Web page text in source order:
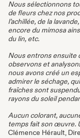
Nous sélectionnons
de fleurs chez nos
l’achillée, de la
encore du mimosa
du lin, etc.
Nous entrons ensuite
observons et
nous avons créé un
admirer le séchage,
fraîches sont
rayons du soleil
Aucun colorant,
temps fait son œuvre.
Clémence Hérault,